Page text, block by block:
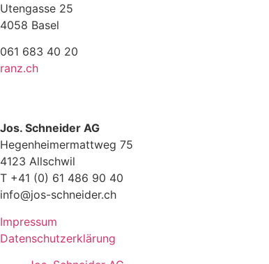
Utengasse 25
4058 Basel
061 683 40 20
ranz.ch
Jos. Schneider AG
Hegenheimermattweg 75
4123 Allschwil
T +41 (0) 61 486 90 40
info@jos-schneider.ch
Impressum
Datenschutzerklärung